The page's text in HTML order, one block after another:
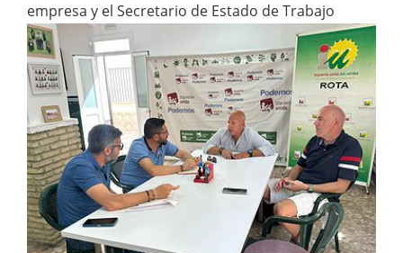
empresa y el Secretario de Estado de Trabajo